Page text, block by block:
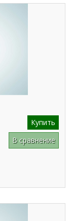
Купить
В сравнение